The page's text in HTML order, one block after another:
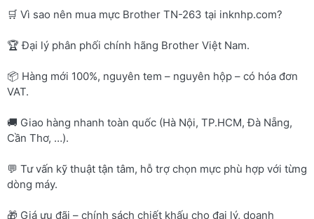
🛒 Vì sao nên mua mực Brother TN-263 tại inknhp.com?
🏆 Đại lý phân phối chính hãng Brother Việt Nam.
📦 Hàng mới 100%, nguyên tem – nguyên hộp – có hóa đơn
VAT.
🚚 Giao hàng nhanh toàn quốc (Hà Nội, TP.HCM, Đà Nẵng,
Cần Thơ, …).
💬 Tư vấn kỹ thuật tận tâm, hỗ trợ chọn mực phù hợp với từng
dòng máy.
🎁 Giá ưu đãi – chính sách chiết khấu cho đại lý, doanh